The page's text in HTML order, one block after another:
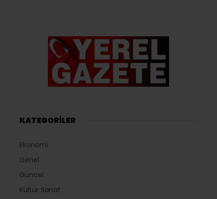
KATEGORİLER
Ekonomi
Genel
Güncel
Kültür Sanat